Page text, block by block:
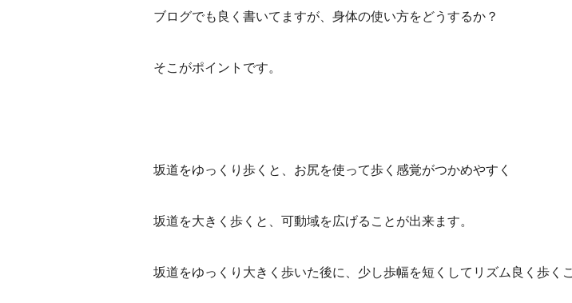
ブログでも良く書いてますが、身体の使い方をどうするか？
そこがポイントです。
坂道をゆっくり歩くと、お尻を使って歩く感覚がつかめやすく
坂道を大きく歩くと、可動域を広げることが出来ます。
坂道をゆっくり大きく歩いた後に、少し歩幅を短くしてリズム良く歩く